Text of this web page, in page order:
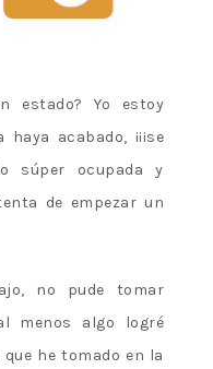
estado? Yo estoy
acabado, ¡¡¡se
súper ocupada y
de empezar un
no pude tomar
menos algo logré
he tomado en la